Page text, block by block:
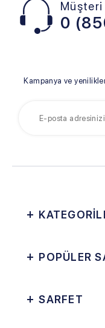
Müşteri
0
Kampanya ve
POPÜLER
SARFET